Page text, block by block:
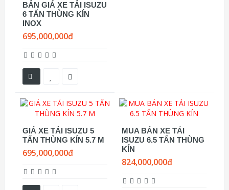
BẢN GIÁ XE TẢI ISUZU
6 TẤN THÙNG KÍN
INOX
695,000,000đ
GIÁ XE TẢI ISUZU 5
TẤN THÙNG KÍN 5.7 M
695,000,000đ
MUA BÁN XE TẢI
ISUZU 6.5 TẤN THÙNG
KÍN
824,000,000đ